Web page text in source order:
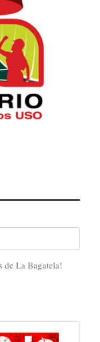
de La Bagatela!